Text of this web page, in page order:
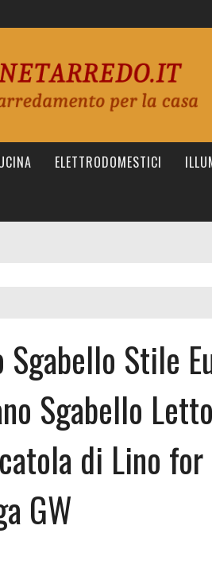
ELETTRODOMESTICI
Stile
Sgabello
di Lino
GW